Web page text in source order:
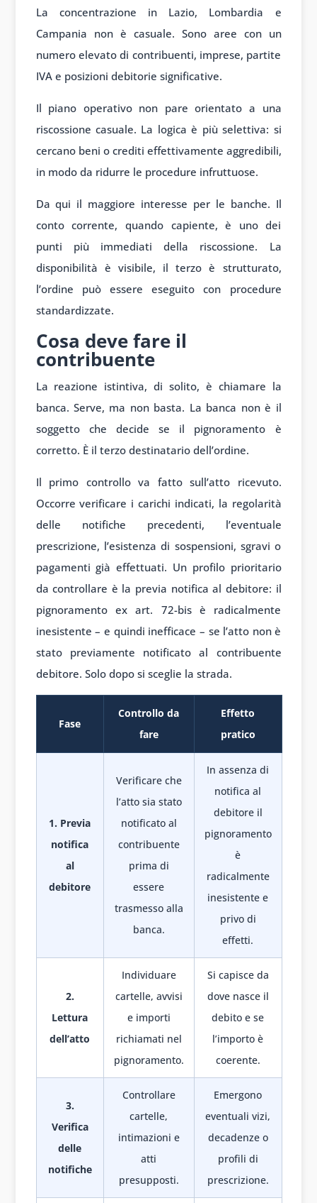
La concentrazione in Lazio, Lombardia e
Campania non è casuale. Sono aree con un
numero elevato di contribuenti, imprese, partite
IVA e posizioni debitorie significative.
Il piano operativo non pare orientato a una
riscossione casuale. La logica è più selettiva: si
cercano beni o crediti effettivamente aggredibili,
in modo da ridurre le procedure infruttuose.
Da qui il maggiore interesse per le banche. Il
conto corrente, quando capiente, è uno dei
punti più immediati della riscossione. La
disponibilità è visibile, il terzo è strutturato,
l’ordine può essere eseguito con procedure
standardizzate.
Cosa deve fare il
contribuente
La reazione istintiva, di solito, è chiamare la
banca. Serve, ma non basta. La banca non è il
soggetto che decide se il pignoramento è
corretto. È il terzo destinatario dell’ordine.
Il primo controllo va fatto sull’atto ricevuto.
Occorre verificare i carichi indicati, la regolarità
delle notifiche precedenti, l’eventuale
prescrizione, l’esistenza di sospensioni, sgravi o
pagamenti già effettuati. Un profilo prioritario
da controllare è la previa notifica al debitore: il
pignoramento ex art. 72-bis è radicalmente
inesistente – e quindi inefficace – se l’atto non è
stato previamente notificato al contribuente
debitore. Solo dopo si sceglie la strada.
Fase
Controllo da
fare
Effetto
pratico
1. Previa
notifica
al
debitore
Verificare che
l’atto sia stato
notificato al
contribuente
prima di
essere
trasmesso alla
banca.
In assenza di
notifica al
debitore il
pignoramento
è
radicalmente
inesistente e
privo di
effetti.
2.
Lettura
dell’atto
Individuare
cartelle, avvisi
e importi
richiamati nel
pignoramento.
Si capisce da
dove nasce il
debito e se
l’importo è
coerente.
3.
Verifica
delle
notifiche
Controllare
cartelle,
intimazioni e
atti
presupposti.
Emergono
eventuali vizi,
decadenze o
profili di
prescrizione.